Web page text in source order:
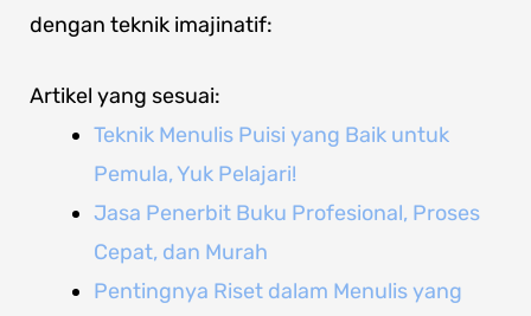
dengan teknik imajinatif:
Artikel yang sesuai:
Teknik Menulis Puisi yang Baik untuk
Pemula, Yuk Pelajari!
Jasa Penerbit Buku Profesional, Proses
Cepat, dan Murah
Pentingnya Riset dalam Menulis yang